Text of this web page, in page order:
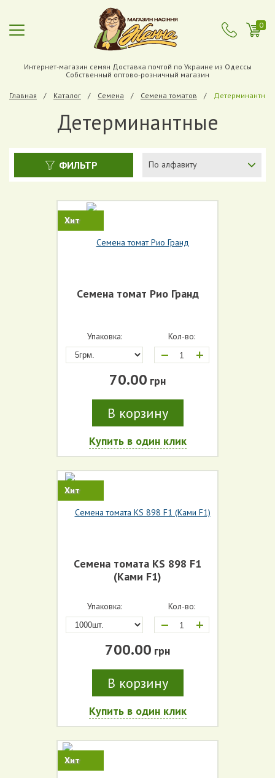
0
Интернет-магазин семян Доставка почтой по Украине из Одессы
Собственный оптово-розничный магазин
Главная Каталог Cемена Семена томатов Детерминантные
Детерминантные
ФИЛЬТР По алфавиту
Хит
Cемена томат Рио Гранд
Упаковка: Кол-во:
+
70.00 грн
В корзину
Купить в один клик
Хит
Cемена томата KS 898 F1
(Ками F1)
Упаковка: Кол-во:
+
700.00 грн
В корзину
Купить в один клик
Хит